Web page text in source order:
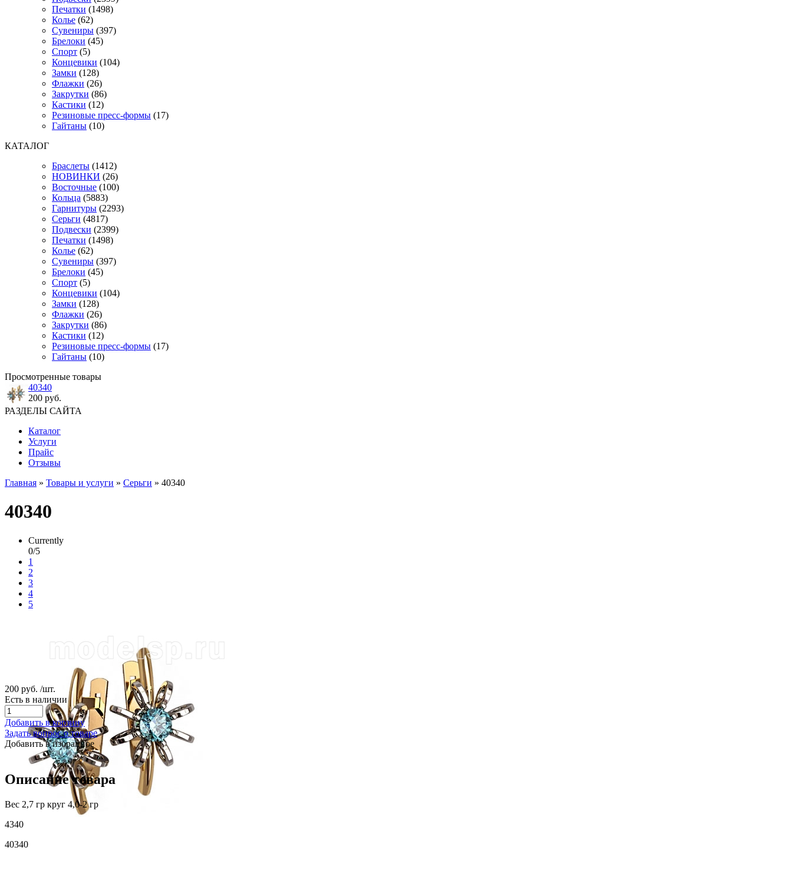
Печатки (1498)
Колье (62)
Сувениры (397)
Брелоки (45)
Спорт (5)
Концевики (104)
Замки (128)
Флажки (26)
Закрутки (86)
Кастики (12)
Резиновые пресс-формы (17)
Гайтаны (10)
КАТАЛОГ
Браслеты (1412)
НОВИНКИ (26)
Восточные (100)
Кольца (5883)
Гарнитуры (2293)
Серьги (4817)
Подвески (2399)
Печатки (1498)
Колье (62)
Сувениры (397)
Брелоки (45)
Спорт (5)
Концевики (104)
Замки (128)
Флажки (26)
Закрутки (86)
Кастики (12)
Резиновые пресс-формы (17)
Гайтаны (10)
Просмотренные товары
40340
200 руб.
РАЗДЕЛЫ САЙТА
Каталог
Услуги
Прайс
Отзывы
Главная » Товары и услуги » Серьги » 40340
40340
Currently
0/5
1
2
3
4
5
200 руб. /шт.
Есть в наличии
Добавить в корзину
Задать вопрос о товаре
Добавить в избранное
Описание товара
Вес 2,7 гр круг 4,0-2 гр
4340
40340